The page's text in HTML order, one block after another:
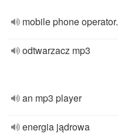
mobile phone operator.
odtwarzacz mp3
an mp3 player
energia jądrowa